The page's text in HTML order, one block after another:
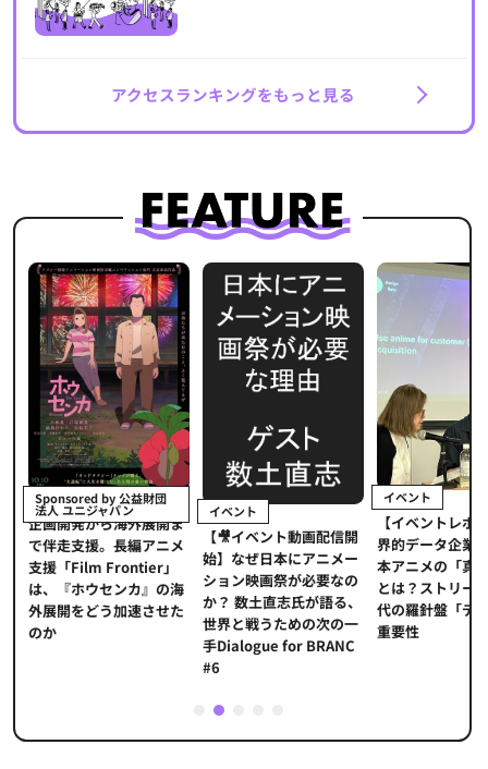
アクセスランキングをもっと見る
Sponsored by 公益財団
法人 ユニジャパン
企画開発から海外展開ま
で伴走支援。長編アニメ
支援「Film Frontier」
は、『ホウセンカ』の海
外展開をどう加速させた
のか
イベント
【🎥イベント動画配信開
始】なぜ日本にアニメー
ション映画祭が必要なの
か？ 数土直志氏が語る、
世界と戦うための次の一
手Dialogue for BRANC
#6
イベント
【イベントレポ
界的データ企業
本アニメの「真
とは？ストリー
代の羅針盤「デ
重要性
2